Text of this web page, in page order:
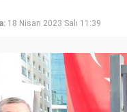
18 Nisan 2023 Salı 11:39